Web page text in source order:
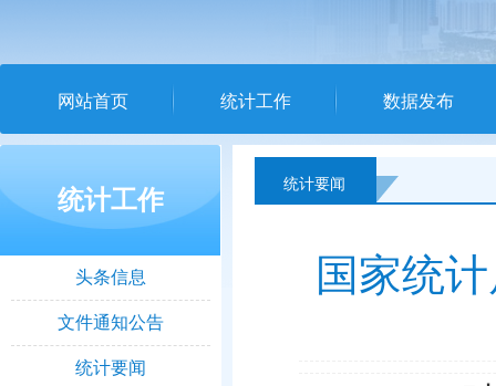
网站首页 统计工作 数据发布
统计工作
头条信息
文件通知公告
统计要闻
统计要闻
国家统